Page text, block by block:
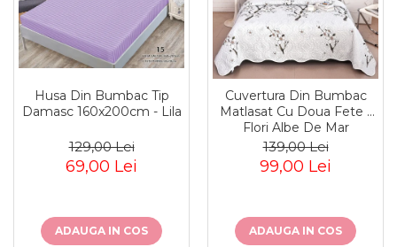
Husa Din Bumbac Tip
Damasc 160x200cm - Lila
129,00 Lei
69,00 Lei
ADAUGA IN COS
Cuvertura Din Bumbac
Matlasat Cu Doua Fete -
Flori Albe De Mar
139,00 Lei
99,00 Lei
ADAUGA IN COS